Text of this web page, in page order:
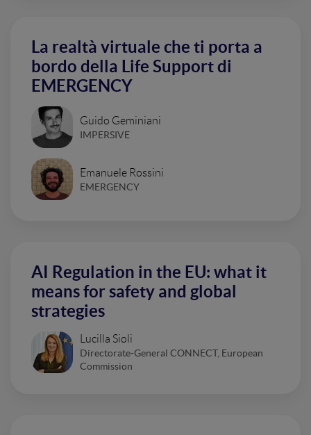
La realtà virtuale che ti porta a
bordo della Life Support di
EMERGENCY
Guido Geminiani
IMPERSIVE
Emanuele Rossini
EMERGENCY
AI Regulation in the EU: what it
means for safety and global
strategies
Lucilla Sioli
Directorate-General CONNECT, European
Commission